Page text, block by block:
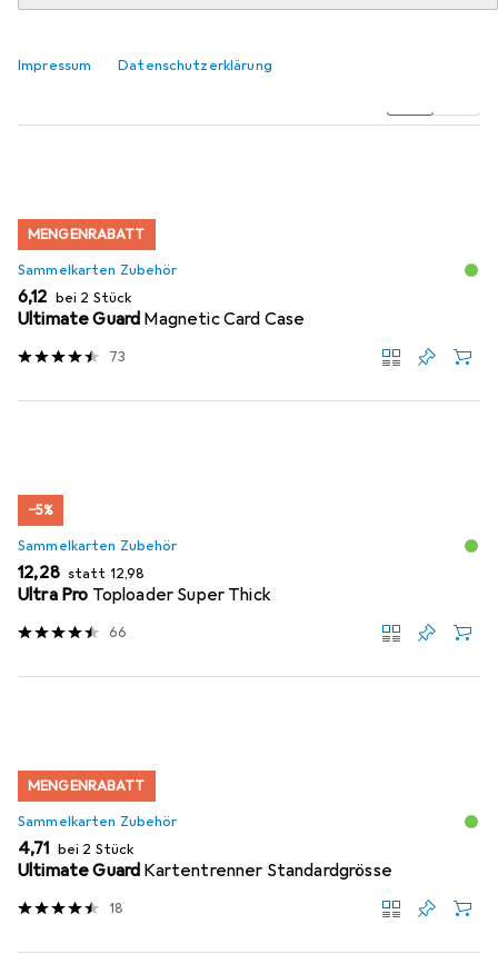
Impressum Datenschutzerklärung
MENGENRABATT
Sammelkarten Zubehör
EUR
6,12 bei 2 Stück
Ultimate Guard Magnetic Card Case
73
−5%
Sammelkarten Zubehör
EUR
12,28 statt EUR
12,98
Ultra Pro Toploader Super Thick
66
MENGENRABATT
Sammelkarten Zubehör
EUR
4,71 bei 2 Stück
Ultimate Guard Kartentrenner Standardgrösse
18